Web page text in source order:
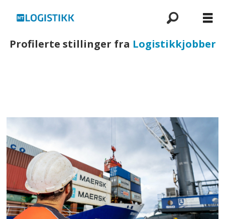
Profilerte stillinger fra Logistikkjobber